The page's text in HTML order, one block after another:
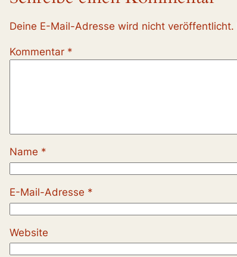
Deine E-Mail-Adresse wird nicht veröffentlicht.
Kommentar *
Name *
E-Mail-Adresse *
Website